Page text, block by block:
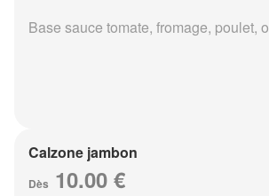
Base sauce tomate, fromage, poulet,
Calzone jambon
Dès 10.00 €